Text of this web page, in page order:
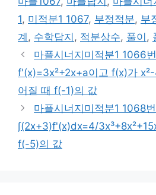
1, 미적분1 1067, 부정적분, 부
계 , 수학답지 , 적분상수, 풀이 ,
마플시너지미적분1 1066
f'(x)=3x²+2x+a이고 f(x)가
어질 때 f(-1)의 값
마플시너지미적분1 1068
∫(2x+3)f'(x)dx=4/
f(-5)의 값